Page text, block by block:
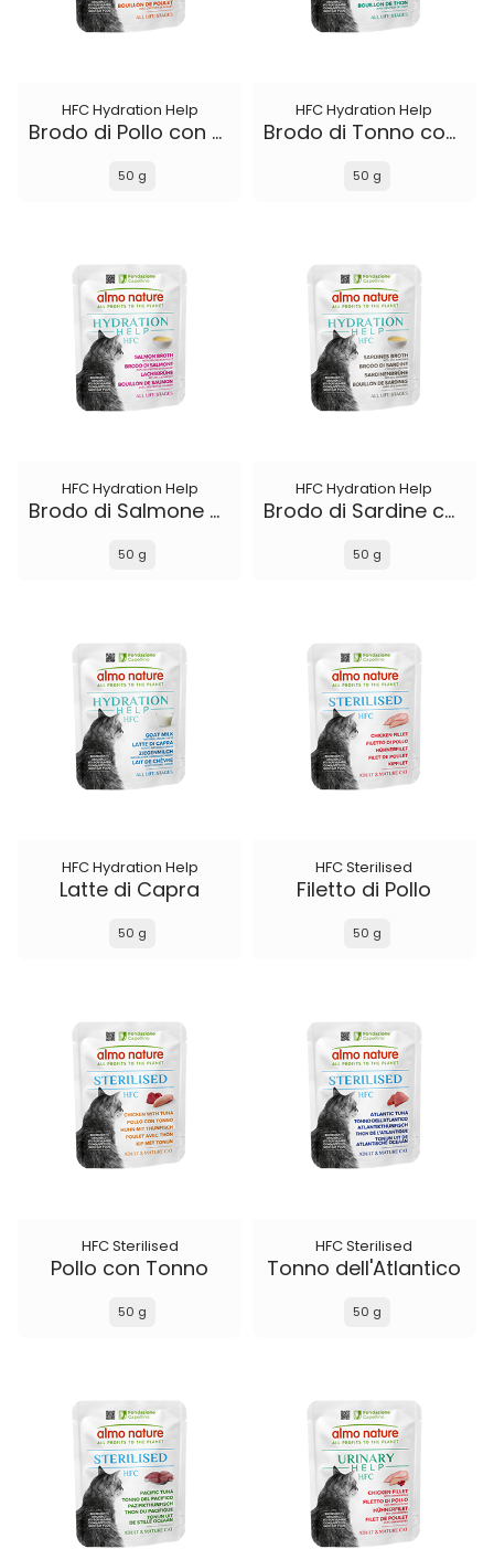
HFC Hydration Help
Brodo di Pollo con Filetto di Pollo
50 g
HFC Hydration Help
Brodo di Tonno con Filetto di Tonno
50 g
HFC Hydration Help
Brodo di Salmone con Filetto di Salmone
50 g
HFC Hydration Help
Brodo di Sardine con Sardine
50 g
HFC Hydration Help
Latte di Capra
50 g
HFC Sterilised
Filetto di Pollo
50 g
HFC Sterilised
Pollo con Tonno
50 g
HFC Sterilised
Tonno dell'Atlantico
50 g